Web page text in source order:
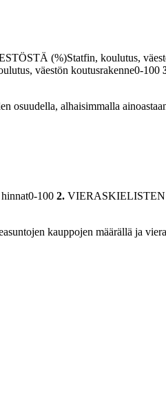
(%)Statfin, koulutus,
väestön koutusrakenne0-100
alhaisimmalla
100 2. VIERASKIELISTEN
kauppojen määrällä ja